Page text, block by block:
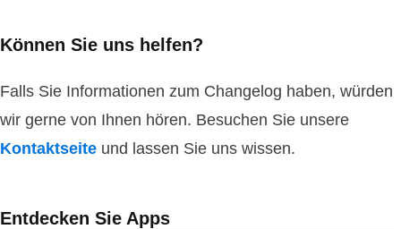
Können Sie uns helfen?
Falls Sie Informationen zum Changelog haben, würden
wir gerne von Ihnen hören. Besuchen Sie unsere
Kontaktseite und lassen Sie uns wissen.
Entdecken Sie Apps